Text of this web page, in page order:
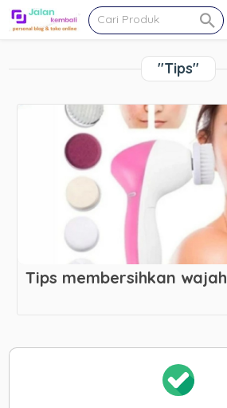
"Tips"
Tips membersihkan wajah